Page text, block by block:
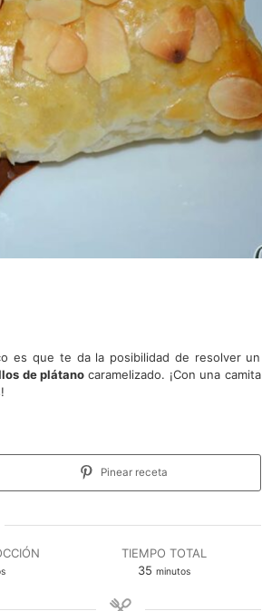
es que te da la posibilidad de resolver un
de plátanocaramelizado. ¡Con una camita
Pinear receta
TIEMPO TOTAL
35minutos
minutos